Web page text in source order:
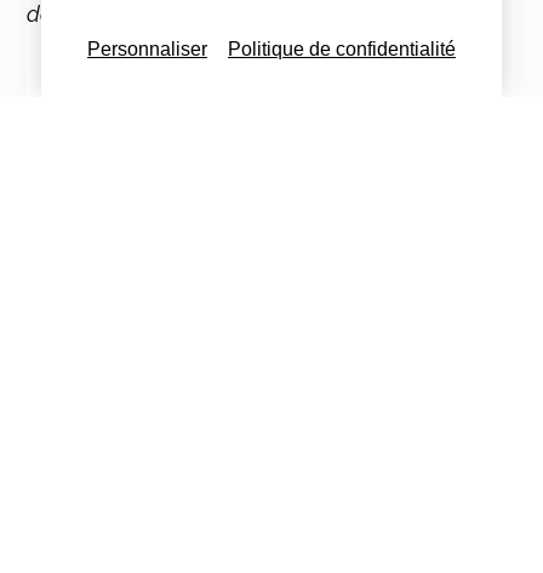
dessous de ce seuil.
Personnaliser Politique de confidentialité